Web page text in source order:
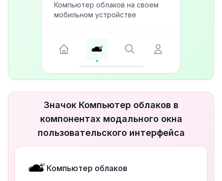
Компьютер облаков на своем
мобильном устройстве
Значок Компьютер облаков в
компонентах модального окна
пользовательского интерфейса
Компьютер облаков